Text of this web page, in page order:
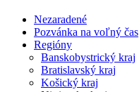
Nezaradené
Pozvánka na voľný čas
Regióny
Banskobystrický kraj
Bratislavský kraj
Košický kraj